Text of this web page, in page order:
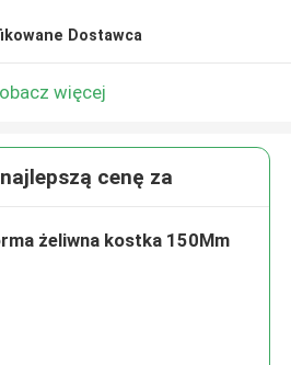
Dostawca
więcej
cenę za
żeliwna kostka 150Mm